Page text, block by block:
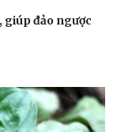
đảo ngược